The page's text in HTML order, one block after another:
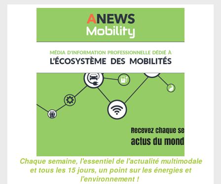
Chaque semaine, l'essentiel de l'actualité multimodale
et tous les 15 jours, un point sur les énergies et
l'environnement !